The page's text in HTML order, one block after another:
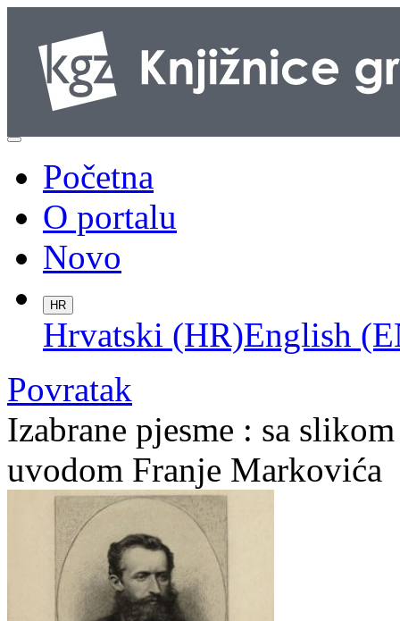
Početna
O portalu
Novo
HR
Hrvatski (HR)English
Povratak
Izabrane pjesme : sa
uvodom Franje Markovića